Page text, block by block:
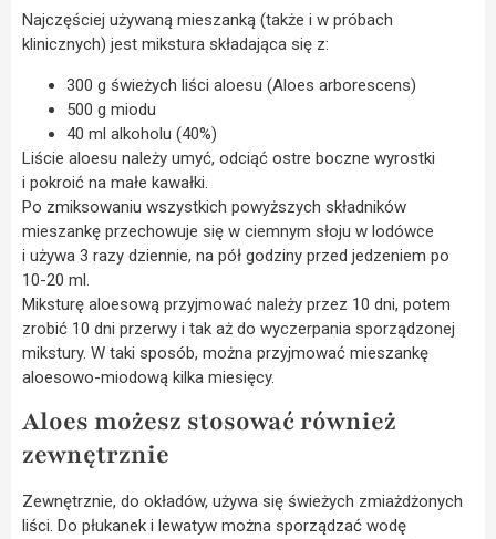
Najczęściej używaną mieszanką (także i w próbach
klinicznych) jest mikstura składająca się z:
300 g świeżych liści aloesu (Aloes arborescens)
500 g miodu
40 ml alkoholu (40%)
Liście aloesu należy umyć, odciąć ostre boczne wyrostki
i pokroić na małe kawałki.
Po zmiksowaniu wszystkich powyższych składników
mieszankę przechowuje się w ciemnym słoju w lodówce
i używa 3 razy dziennie, na pół godziny przed jedzeniem po
10-20 ml.
Miksturę aloesową przyjmować należy przez 10 dni, potem
zrobić 10 dni przerwy i tak aż do wyczerpania sporządzonej
mikstury. W taki sposób, można przyjmować mieszankę
aloesowo-miodową kilka miesięcy.
Aloes możesz stosować również
zewnętrznie
Zewnętrznie, do okładów, używa się świeżych zmiażdżonych
liści. Do płukanek i lewatyw można sporządzać wodę